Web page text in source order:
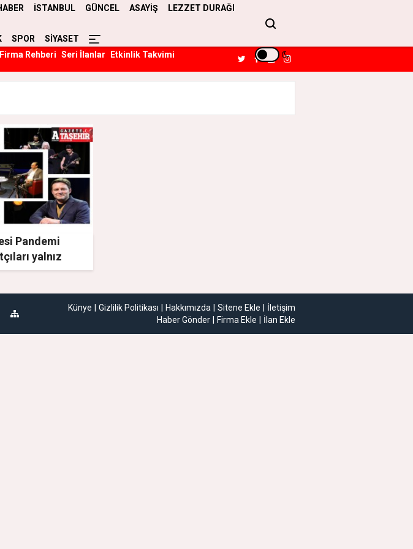
İSTANBUL GÜNCEL ASAYİŞ LEZZET DURAĞI
SPOR
SİYASET
Firma Rehberi Seri İlanlar
Etkinlik Takvimi
Pandemi
yalnız
Künye Gizlilik Politikası Hakkımızda Sitene Ekle
İletişim
Haber Gönder
Firma Ekle İlan Ekle